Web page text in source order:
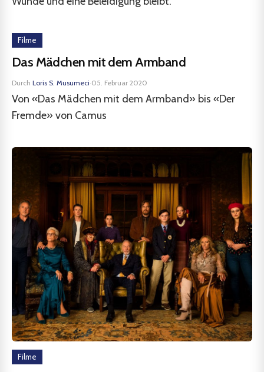
Filme
Das Mädchen mit dem Armband
Durch Loris S. Musumeci·05. Februar 2020
Von «Das Mädchen mit dem Armband» bis «Der
Fremde» von Camus
Filme